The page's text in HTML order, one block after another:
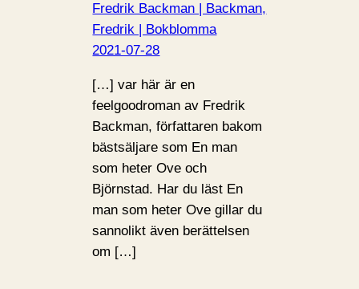
Fredrik Backman | Backman,
Fredrik | Bokblomma
2021-07-28
[…] var här är en
feelgoodroman av Fredrik
Backman, författaren bakom
bästsäljare som En man
som heter Ove och
Björnstad. Har du läst En
man som heter Ove gillar du
sannolikt även berättelsen
om […]